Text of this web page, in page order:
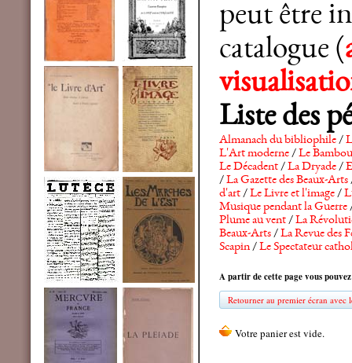
peut être
catalogue (
Liste des
Almanach du bibliophile/
L'Art moderne/Le Bambou
Le Décadent/La Dryade/
/La Gazette des Beaux-Arts
d'art/Le Livre et l'image/
Musique pendant la Guerre
Plume au vent/La
Beaux-Arts/La Revue des
Scapin/Le Spectateur
A partir de cette page vous
Retourner au premier écran avec